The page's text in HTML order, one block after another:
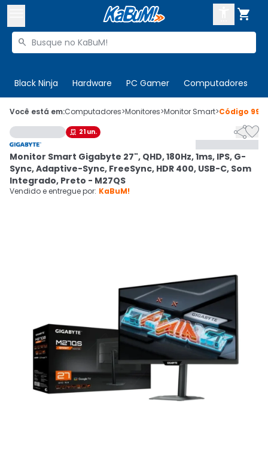

Buscar produtos

Black Ninja Hardware PC Gamer Computadores
 Olá. Acesse sua conta
 Departamentos
Cupons
Mais Vendidos
CADASTRE-SE
Você está em:Computadores>Monitores>Monitor Smart>Código
 21 un. 
Monitor Smart Gigabyte 27", QHD, 180Hz, 1ms, IPS, G-
Sync, Adaptive-Sync, FreeSync, HDR 400, USB-C, Som
Integrado, Preto - M27QS
Vendido e entregue por: KaBuM!